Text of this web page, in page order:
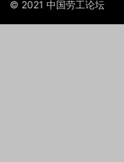
© 2021 中国劳工论坛